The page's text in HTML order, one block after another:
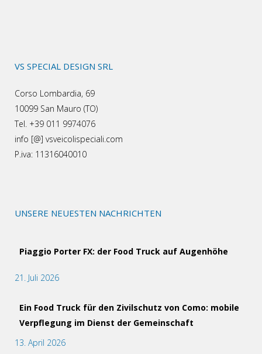
VS SPECIAL DESIGN SRL
Corso Lombardia, 69
10099 San Mauro (TO)
Tel. +39 011 9974076
info [@] vsveicolispeciali.com
P.iva: 11316040010
UNSERE NEUESTEN NACHRICHTEN
Piaggio Porter FX: der Food Truck auf Augenhöhe
21. Juli 2026
Ein Food Truck für den Zivilschutz von Como: mobile
Verpflegung im Dienst der Gemeinschaft
13. April 2026